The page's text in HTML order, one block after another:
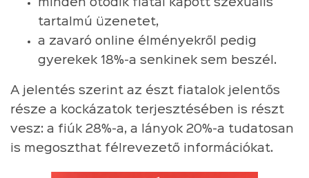
minden ötödik fiatal kapott szexuális
tartalmú üzenetet,
a zavaró online élményekről pedig
gyerekek 18%-a senkinek sem beszél.
A jelentés szerint az észt fiatalok jelentős
része a kockázatok terjesztésében is részt
vesz: a fiúk 28%-a, a lányok 20%-a tudatosan
is megoszthat félrevezető információkat.